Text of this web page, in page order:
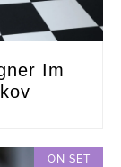
Im
ON SET